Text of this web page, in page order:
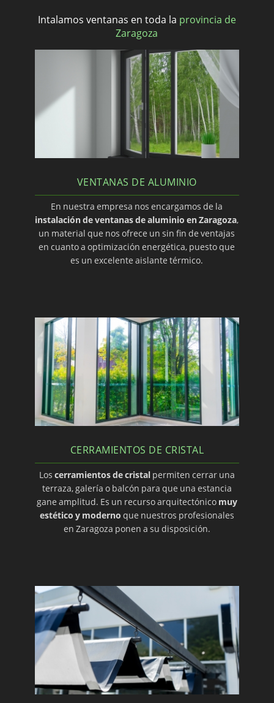
Intalamos ventanas en toda la provincia de
Zaragoza
VENTANAS DE ALUMINIO
En nuestra empresa nos encargamos de la
instalación de ventanas de aluminio en Zaragoza,
un material que nos ofrece un sin fin de ventajas
en cuanto a optimización energética, puesto que
es un excelente aislante térmico.
CERRAMIENTOS DE CRISTAL
Los cerramientos de cristalpermiten cerrar una
terraza, galería o balcón para que una estancia
gane amplitud. Es un recurso arquitectónico muy
estético y moderno que nuestros profesionales
en Zaragoza ponen a su disposición.